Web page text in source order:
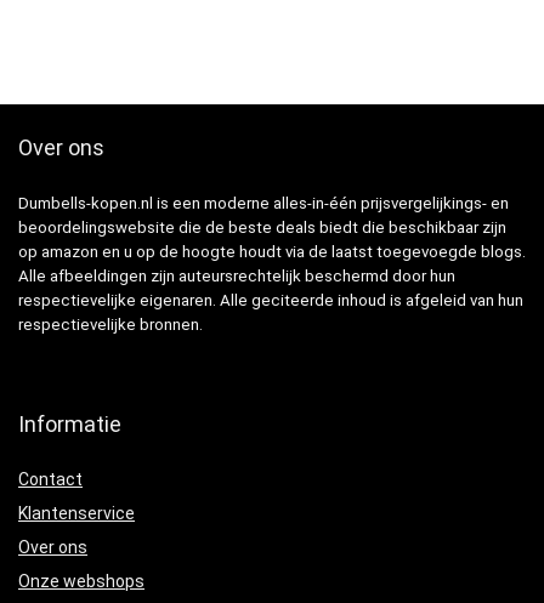
Over ons
Dumbells-kopen.nl is een moderne alles-in-één prijsvergelijkings- en
beoordelingswebsite die de beste deals biedt die beschikbaar zijn
op amazon en u op de hoogte houdt via de laatst toegevoegde blogs.
Alle afbeeldingen zijn auteursrechtelijk beschermd door hun
respectievelijke eigenaren. Alle geciteerde inhoud is afgeleid van hun
respectievelijke bronnen.
Informatie
Contact
Klantenservice
Over ons
Onze webshops